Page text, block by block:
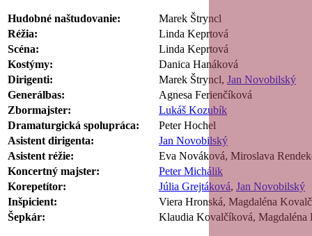
Hudobné naštudovanie:
Marek Štryncl
Réžia:
Linda Keprtová
Scéna:
Linda Keprtová
Kostýmy:
Danica Hanáková
Dirigenti:
Marek Štryncl, Jan Novobilský
Generálbas:
Agnesa Ferienčíková
Zbormajster:
Lukáš Kozubík
Dramaturgická spolupráca:
Peter Hochel
Asistent dirigenta:
Jan Novobilský
Asistent réžie:
Eva Nováková, Miroslava
Koncertný majster:
Peter Michálik
Korepetítor:
Júlia Grejtáková, Jan Novobilský
Inšpicient:
Viera Hronská, Magdaléna
Šepkár:
Klaudia Kovalčíková, Magdaléna